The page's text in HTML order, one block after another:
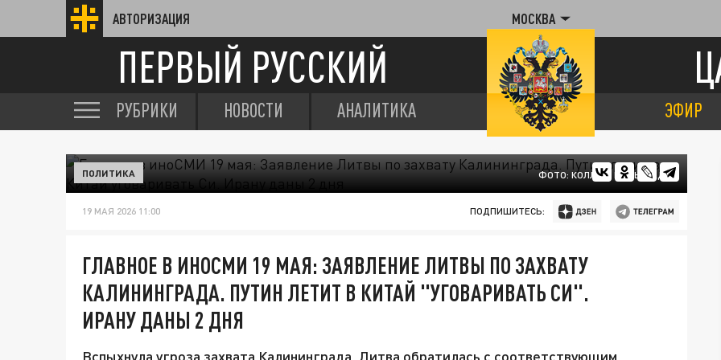
АВТОРИЗАЦИЯ МОСКВА
ПЕРВЫЙ РУССКИЙ
РУБРИКИ НОВОСТИ АНАЛИТИКА ЭФИР
ФОТО: КОЛЛАЖ ЦАРЬГРАДА
ПОЛИТИКА
19 МАЯ 2026 11:00 ПОДПИШИТЕСЬ:
ГЛАВНОЕ В ИНОСМИ 19 МАЯ: ЗАЯВЛЕНИЕ ЛИТВЫ ПО ЗАХВАТУ
КАЛИНИНГРАДА. ПУТИН ЛЕТИТ В КИТАЙ "УГОВАРИВАТЬ СИ".
ИРАНУ ДАНЫ 2 ДНЯ
Вспыхнула угроза захвата Калининграда. Литва обратилась с соответствующим